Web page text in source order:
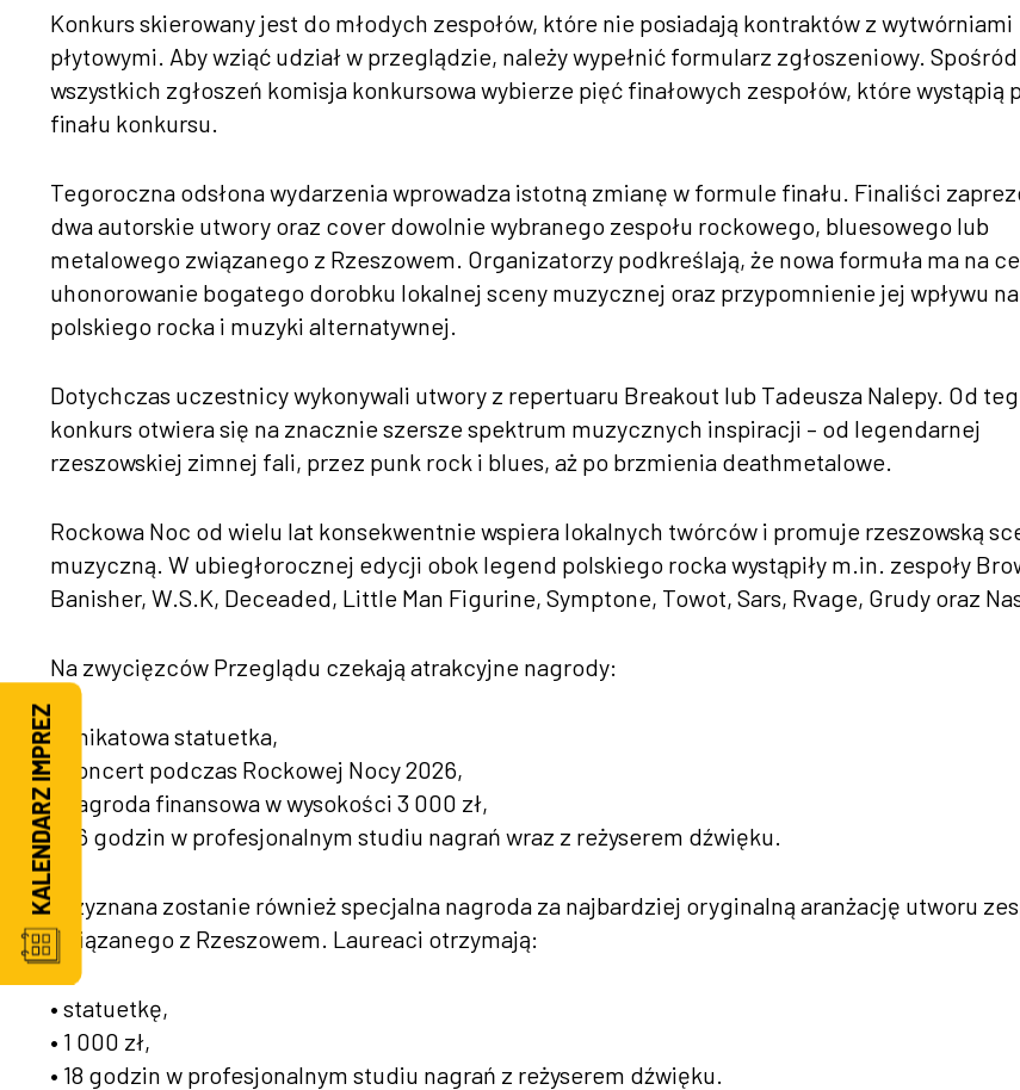
Konkurs skierowany jest do młodych zespołów, które nie posiadają kontraktów z wytwórniami
płytowymi. Aby wziąć udział w przeglądzie, należy wypełnić formularz zgłoszeniowy. Spośród
wszystkich zgłoszeń komisja konkursowa wybierze pięć finałowych zespołów, które wystąpią
finału konkursu.
Tegoroczna odsłona wydarzenia wprowadza istotną zmianę w formule finału. Finaliści
dwa autorskie utwory oraz cover dowolnie wybranego zespołu rockowego, bluesowego lub
metalowego związanego z Rzeszowem. Organizatorzy podkreślają, że nowa formuła ma na
uhonorowanie bogatego dorobku lokalnej sceny muzycznej oraz przypomnienie jej wpływu
polskiego rocka i muzyki alternatywnej.
Dotychczas uczestnicy wykonywali utwory z repertuaru Breakout lub Tadeusza Nalepy. Od
konkurs otwiera się na znacznie szersze spektrum muzycznych inspiracji – od legendarnej
rzeszowskiej zimnej fali, przez punk rock i blues, aż po brzmienia deathmetalowe.
Rockowa Noc od wielu lat konsekwentnie wspiera lokalnych twórców i promuje rzeszowską
muzyczną. W ubiegłorocznej edycji obok legend polskiego rocka wystąpiły m.in. zespoły
Banisher, W.S.K, Deceaded, Little Man Figurine, Symptone, Towot, Sars, Rvage, Grudy oraz
Na zwycięzców Przeglądu czekają atrakcyjne nagrody:
• unikatowa statuetka,
• koncert podczas Rockowej Nocy 2026,
• nagroda finansowa w wysokości 3 000 zł,
• 36 godzin w profesjonalnym studiu nagrań wraz z reżyserem dźwięku.
Przyznana zostanie również specjalna nagroda za najbardziej oryginalną aranżację utworu
związanego z Rzeszowem. Laureaci otrzymają:
• statuetkę,
• 1 000 zł,
• 18 godzin w profesjonalnym studiu nagrań z reżyserem dźwięku.
KALENDARZ IMPREZ